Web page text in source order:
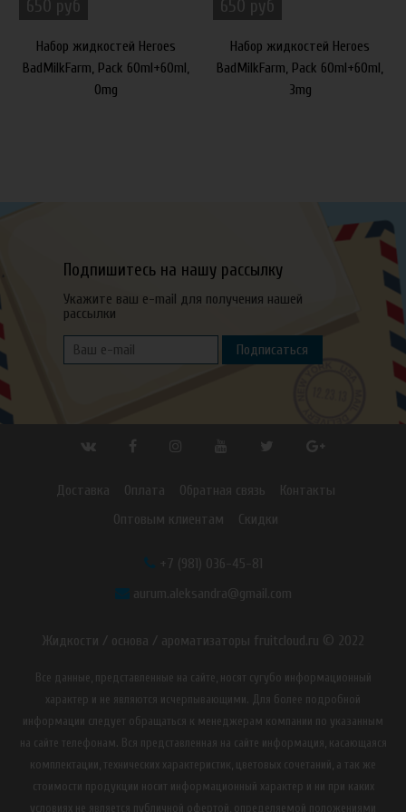
650 руб
Набор жидкостей Heroes
BadMilkFarm, Pack 60ml+60ml,
0mg
650 руб
Набор жидкостей Heroes
BadMilkFarm, Pack 60ml+60ml,
3mg
Подпишитесь на нашу рассылку
Укажите ваш e-mail для получения нашей
рассылки
Подписаться
Доставка Оплата Обратная связь
Контакты
Оптовым клиентам
Скидки
+7 (981) 036-45-81
aurum.aleksandra@gmail.com
Жидкости / основа / ароматизаторы fruitcloud.ru © 2022
Все данные, представленные на сайте, носят сугубо информационный
характер и не являются исчерпывающими. Для более подробной
информации следует обращаться к менеджерам компании по указанным
на сайте телефонам. Вся представленная на сайте информация, касающаяся
комплектации, технических характеристик, цветовых сочетаний, а так же
стоимости продукции носит информационный характер и ни при каких
условиях не является публичной офертой, определяемой положениями